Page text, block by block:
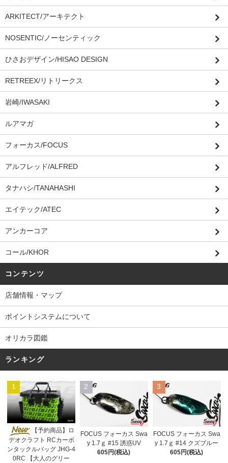
ARKITECT/アーキテクト
NOSENTIC/ノーセンティック
ひさおデザイン/HISAO DESIGN
RETREEX/リトリークス
岩崎/IWASAKI
ルアマガ
フォーカス/FOCUS
アルフレッド/ALFRED
タナハシ/TANAHASHI
エイテック/ATEC
アンカーコア
コール/KHOR
コンテンツ
店舗情報・マップ
ポイントシステムについて
オリカラ図鑑
ランキング
1
【予約商品】ロ
デオクラフト RCカーボ
ンタックルバッグ JHG-4
0RC 【大人のグリー
2
FOCUS フォーカス Swa
y 1.7ｇ #15 誘惑UV
605円(税込)
3
FOCUS フォーカス Swa
y 1.7ｇ #14 クズブルー
605円(税込)